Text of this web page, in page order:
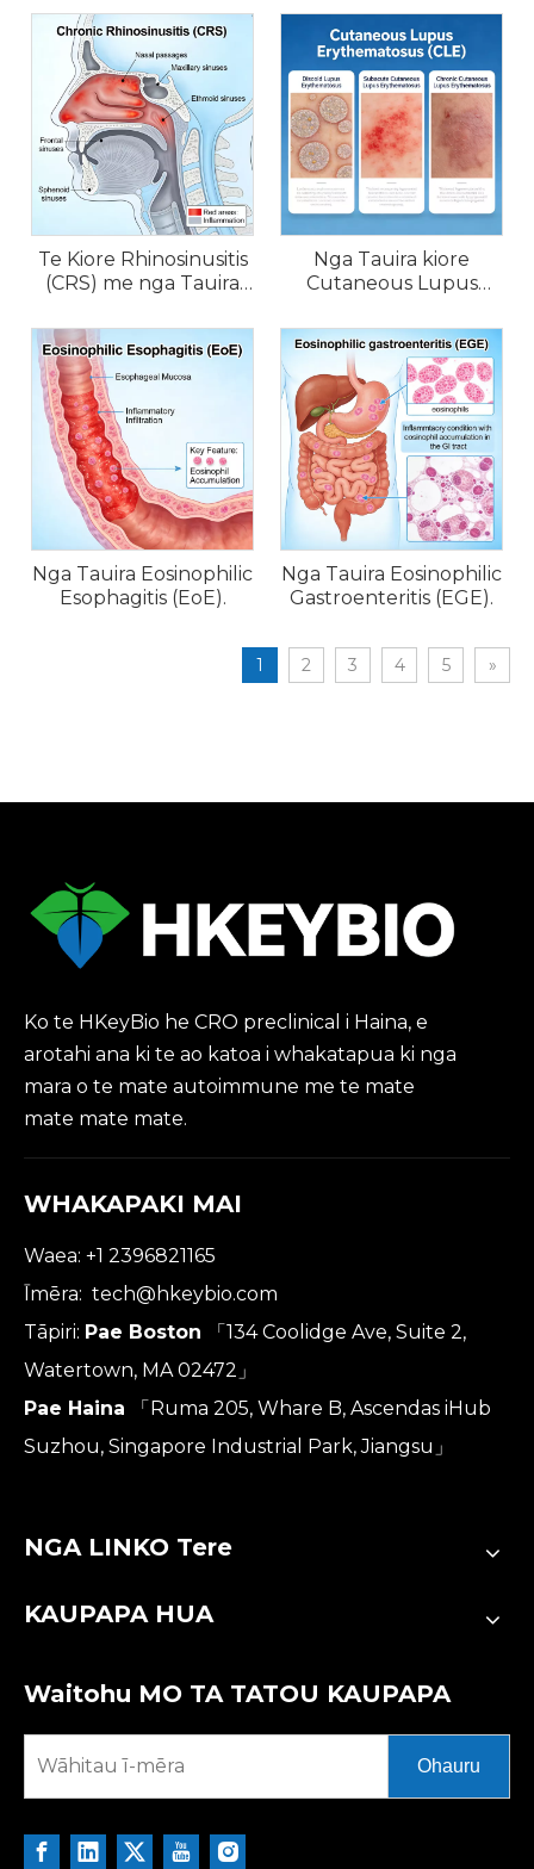
Te Kiore Rhinosinusitis
(CRS) me nga Tauira
Nga Tauira kiore
Cutaneous Lupus
Nga Tauira Eosinophilic
Esophagitis (EoE).
Nga Tauira Eosinophilic
Gastroenteritis (EGE).
1 2 3 4 5 »
Ko te HKeyBio he CRO preclinical i Haina, e
arotahi ana ki te ao katoa i whakatapua ki nga
mara o te mate autoimmune me te mate
mate mate mate.
WHAKAPAKI MAI
Waea: +1 2396821165
Īmēra: tech@hkeybio.com
Tāpiri: Pae Boston
「134 Coolidge Ave, Suite 2,
Watertown, MA 02472」
Pae Haina
「Ruma 205, Whare B, Ascendas iHub
Suzhou, Singapore Industrial Park, Jiangsu」
NGA LINKO Tere
KAUPAPA HUA
Waitohu MO TA TATOU KAUPAPA
Ohauru